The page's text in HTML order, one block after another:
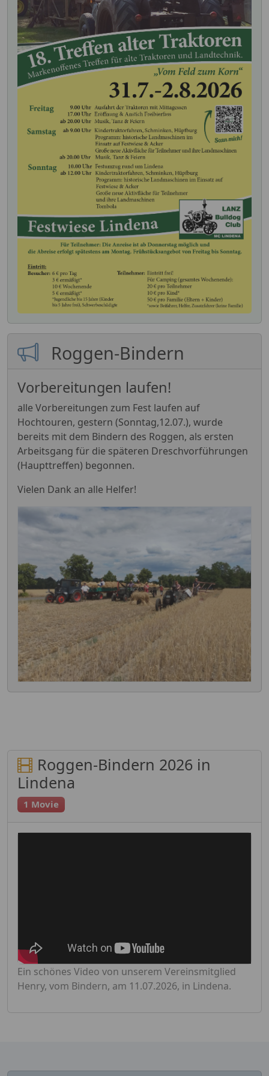
14.02.2026 1. geplanter Arbeitseinsatz
6. geplanter Arbeitseinsatz
10.10.2026 5. geplanter Arbeitseinsatz
05.09.2026
Helferfest nach dem
18.Traktortreffen
02.09.2026 TÜV am Vereinsheim des LBCL
31.07.2026 - 02.08.2026 18.Treffen alter Traktoren
18.07.2026
4. Sonderarbeitseinsatz
"Vorbereitung Festwiese"
13.06.2026
11.04.2026 2. geplanter Arbeitseinsatz
29.03.2026
Ordentliche
Mitgliederversammlung
Roggen-Bindern
Vorbereitungen laufen!
alle Vorbereitungen zum Fest laufen auf
Hochtouren, gestern (Sonntag,12.07.), wurde
bereits mit dem Bindern des Roggen, als ersten
Arbeitsgang für die späteren Dreschvorführungen
(Haupttreffen) begonnen.
Vielen Dank an alle Helfer!
Roggen-Bindern 2026 in
Lindena
1 Movie
Ein schönes Video von unserem Vereinsmitglied
Henry, vom Bindern, am 11.07.2026, in Lindena.